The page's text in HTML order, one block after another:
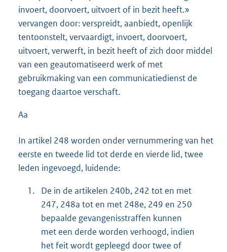
invoert, doorvoert, uitvoert of in bezit heeft.»
vervangen door: verspreidt, aanbiedt, openlijk
tentoonstelt, vervaardigt, invoert, doorvoert,
uitvoert, verwerft, in bezit heeft of zich door middel
van een geautomatiseerd werk of met
gebruikmaking van een communicatiedienst de
toegang daartoe verschaft.
Aa
In artikel 248 worden onder vernummering van het
eerste en tweede lid tot derde en vierde lid, twee
leden ingevoegd, luidende:
1.
De in de artikelen 240b, 242 tot en met
247, 248a tot en met 248e, 249 en 250
bepaalde gevangenisstraffen kunnen
met een derde worden verhoogd, indien
het feit wordt gepleegd door twee of